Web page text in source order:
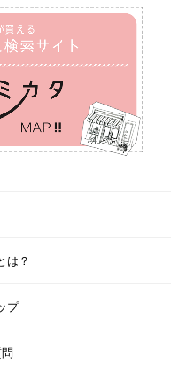
は？
プ